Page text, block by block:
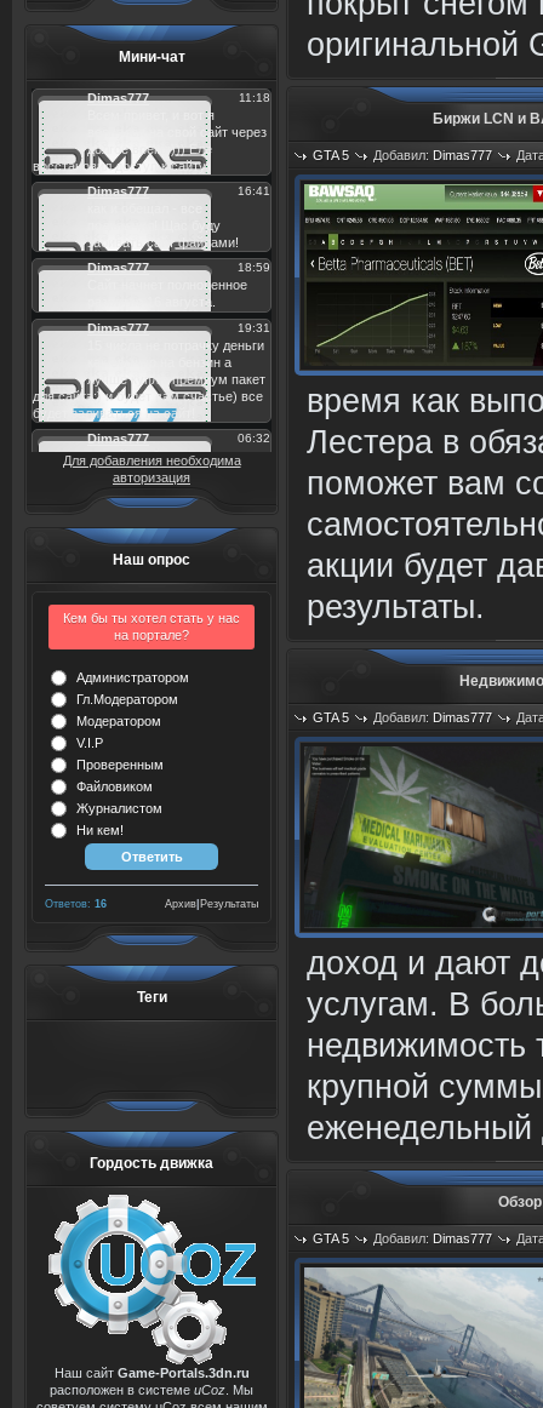
Мини-чат
Для добавления необходима
авторизация
Наш опрос
Кем бы ты хотел стать у нас
на портале?
Администратором
Гл.Модератором
Модератором
V.I.P
Проверенным
Файловиком
Журналистом
Ни кем!
Ответов: 16 Результаты
Архив
Теги
Гордость движка
Наш сайт Game-Portals.3dn.ru
расположен в системе uCoz . Мы
оригинальной
Биржи LCN и
GTA 5 Добавил: Dimas777
время как
Лестера в
поможет вам
акции будет
результаты.
GTA 5 Добавил: Dimas777
доход и дают
услугам. В
недвижимость
крупной
Обзор
GTA 5 Добавил: Dimas777